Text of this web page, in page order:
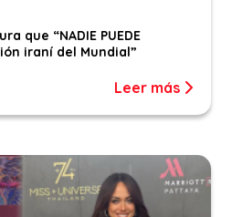
que “NADIE PUEDE
iraní del Mundial”
Leer más